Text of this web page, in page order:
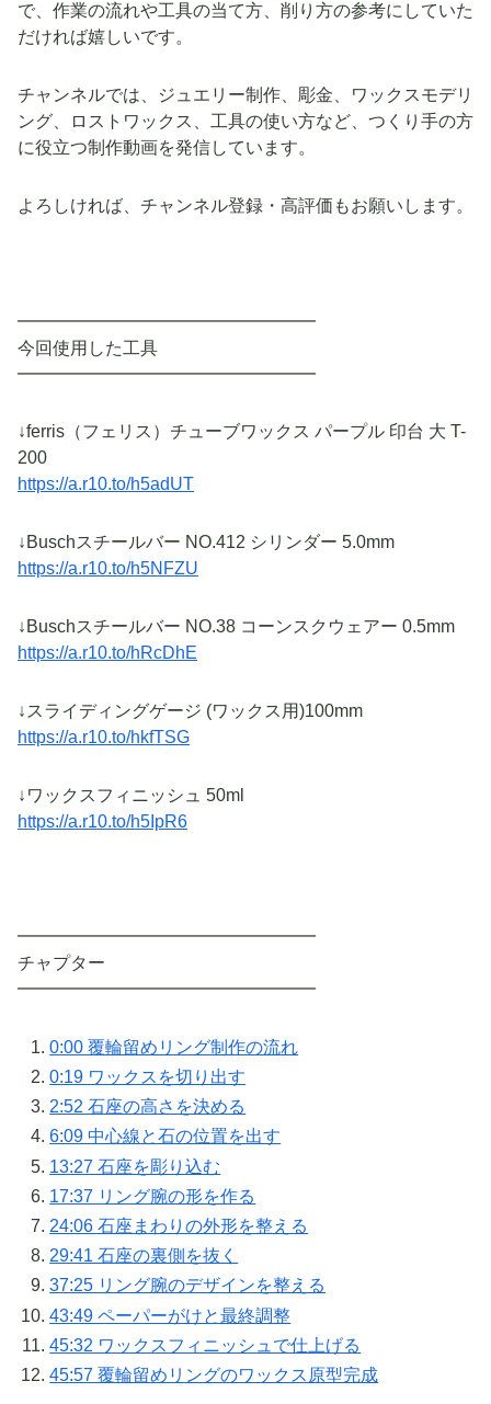
で、作業の流れや工具の当て方、削り方の参考にしていた
だければ嬉しいです。
チャンネルでは、ジュエリー制作、彫金、ワックスモデリ
ング、ロストワックス、工具の使い方など、つくり手の方
に役立つ制作動画を発信しています。
よろしければ、チャンネル登録・高評価もお願いします。
━━━━━━━━━━━━━━━━━
今回使用した工具
━━━━━━━━━━━━━━━━━
↓ferris（フェリス）チューブワックス パープル 印台 大 T-
200
https://a.r10.to/h5adUT
↓Buschスチールバー NO.412 シリンダー 5.0mm
https://a.r10.to/h5NFZU
↓Buschスチールバー NO.38 コーンスクウェアー 0.5mm
https://a.r10.to/hRcDhE
↓スライディングゲージ (ワックス用)100mm
https://a.r10.to/hkfTSG
↓ワックスフィニッシュ 50ml
https://a.r10.to/h5IpR6
━━━━━━━━━━━━━━━━━
チャプター
━━━━━━━━━━━━━━━━━
0:00 覆輪留めリング制作の流れ
0:19 ワックスを切り出す
2:52 石座の高さを決める
6:09 中心線と石の位置を出す
13:27 石座を彫り込む
17:37 リング腕の形を作る
24:06 石座まわりの外形を整える
29:41 石座の裏側を抜く
37:25 リング腕のデザインを整える
43:49 ペーパーがけと最終調整
45:32 ワックスフィニッシュで仕上げる
45:57 覆輪留めリングのワックス原型完成